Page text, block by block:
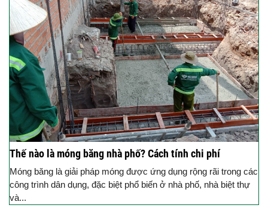
Thế nào là móng băng nhà phố? Cách tính chi phí
Móng băng là giải pháp móng được ứng dụng rộng rãi trong các
công trình dân dụng, đặc biệt phổ biến ở nhà phố, nhà biệt thự
và...